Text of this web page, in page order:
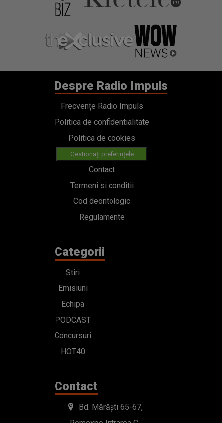
Despre Radio Impuls
Frecvențe Radio Impuls
Politica de confidentialitate
Politica de cookies
Gestionați preferințele
Contact
Termeni si conditii
Cod deontologic
Regulamente
Categorii
Stiri
Emisiuni
Echipa
PODCAST
Concursuri
HOT40
Contact
Bd. Mărăști 65-67,